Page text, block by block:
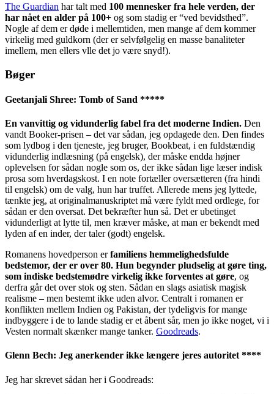
The Guardian har talt med 100 mennesker fra hele verden, der
har nået en alder på 100+ og som stadig er “ved bevidsthed”.
Nogle af dem er døde i mellemtiden, men mange af dem kommer
virkelig med guldkorn (der er selvfølgelig en masse banaliteter
imellem, men ellers vlle det jo være snyd!).
Bøger
Geetanjali Shree: Tomb of Sand *****
En vanvittig og vidunderlig fabel fra det moderne Indien. Den
vandt Booker-prisen – det var sådan, jeg opdagede den. Den findes
som lydbog i den tjeneste, jeg bruger, Bookbeat, i en fuldstændig
vidunderlig indlæsning (på engelsk), der måske endda højner
oplevelsen for sådan nogle som os, der ikke sådan lige læser indisk
prosa som hverdagskost. I en note fortæller oversætteren (fra hindi
til engelsk) om de valg, hun har truffet. Allerede mens jeg lyttede,
tænkte jeg, at originalmanuskriptet må være fyldt med ordlege, for
sådan er den oversat. Det bekræfter hun så. Det er ubetinget
vidunderligt at lytte til, men kræver måske, at man er bekendt med
lyden af en inder, der taler (godt) engelsk.
Romanens hovedperson erfamiliens hemmelighedsfulde
bedstemor, der er over 80. Hun begynder pludselig at gøre ting,
som indiske bedstemødre virkelig ikke forventes at gøre, og
derfra går det over stok og sten. Sådan en slags asiatisk magisk
realisme – men bestemt ikke uden alvor. Centralt i romanen er
konflikten mellem Indien og Pakistan, der tydeligvis for mange
indbyggere i de to lande stadig er et åbent sår, men jo ikke noget, vi i
Vesten normalt skænker mange tanker. Goodreads.
Glenn Bech: Jeg anerkender ikke længere jeres autoritet ****
Jeg har skrevet sådan her i Goodreads: